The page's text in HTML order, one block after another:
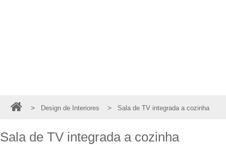
> Design de Interiores > Sala de TV integrada a cozinha
Sala de TV integrada a cozinha